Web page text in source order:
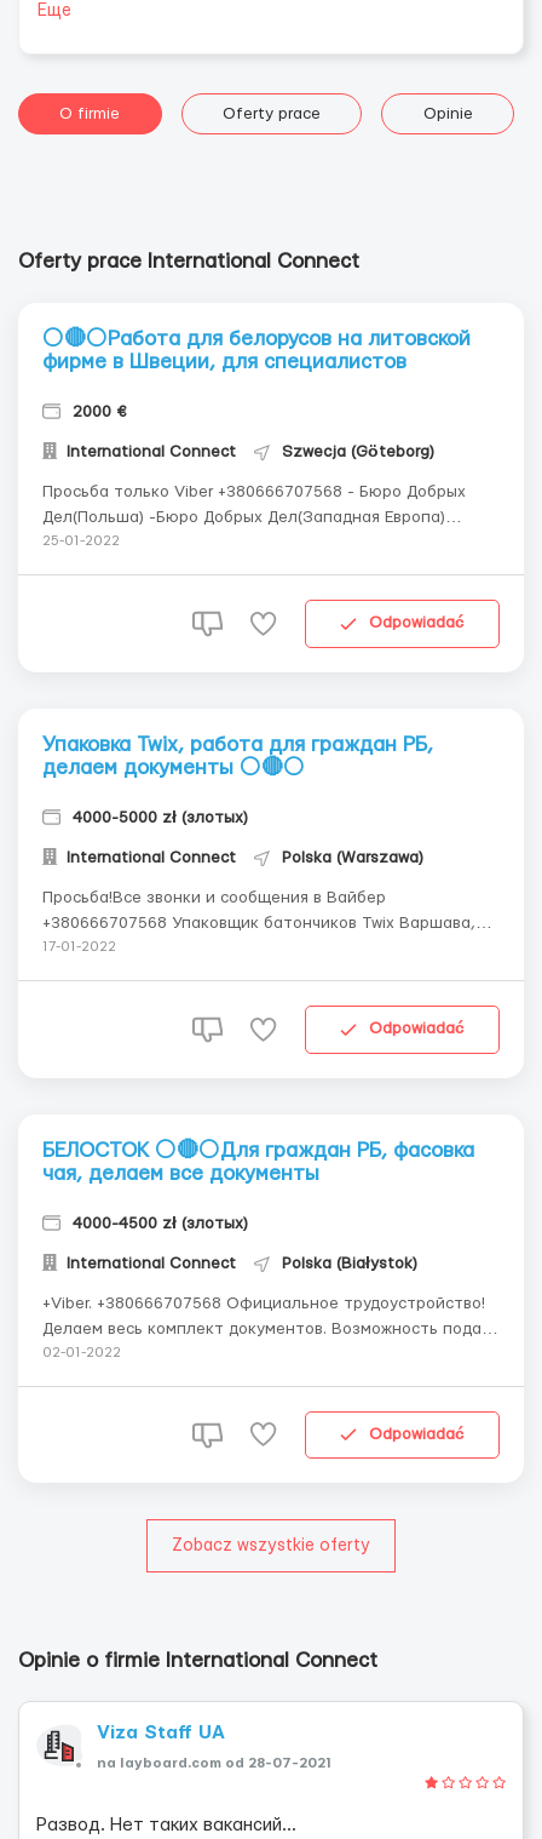
Еще
O firmie Oferty prace Opinie
Oferty prace International Connect
⚪🔴⚪Работа для белорусов на литовской
фирме в Швеции, для специалистов
2000 €
International Connect Szwecja (Göteborg)
Просьба только Viber +380666707568 - Бюро Добрых
Дел(Польша) -Бюро Добрых Дел(Западная Европа)
ВАКАНСИИ ПОСТОЯННО ОБНОВЛЯЮТСЯ. ЧТОБЫ БЫТЬ В
Работа от литовских строительных фирм из Шауляя.
25-01-2022
Odpowiadać
Упаковка Twix, работа для граждан РБ,
делаем документы ⚪🔴⚪
4000-5000 zł (злотых)
International Connect Polska (Warszawa)
Просьба!Все звонки и сообщения в Вайбер
+380666707568 Упаковщик батончиков Twix Варшава,
Лодзь, Гданськ Делаем все документы для получения
17-01-2022
Odpowiadać
БЕЛОСТОК ⚪🔴⚪Для граждан РБ, фасовка
чая, делаем все документы
4000-4500 zł (злотых)
International Connect Polska (Białystok)
+Viber. +380666707568 Официальное трудоустройство!
Делаем весь комплект документов. Возможность подать
на карту побыта. БЕЛОСТОК, РАКИТНО, ЛОДЗЬ,
02-01-2022
Odpowiadać
Zobacz wszystkie oferty
Opinie o firmie International Connect
Viza Staff UA
na layboard.com od 28-07-2021
Развод. Нет таких вакансий...